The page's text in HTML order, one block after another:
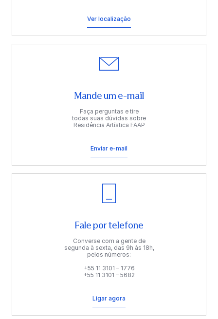
Ver localização
Mande um e-mail
Faça perguntas e tire
todas suas dúvidas sobre
Residência Artística FAAP
Enviar e-mail
Fale por telefone
Converse com a gente de
segunda à sexta, das 9h às 18h,
pelos números:
+55 11 3101 – 1776
+55 11 3101 – 5682
Ligar agora